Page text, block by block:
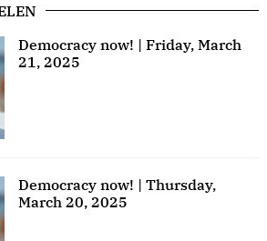
Democracy now! | Friday, March
21, 2025
Democracy now! | Thursday,
March 20, 2025